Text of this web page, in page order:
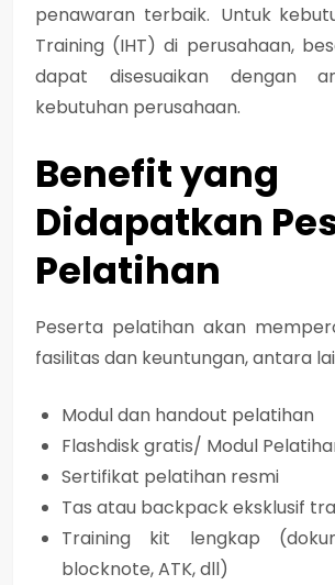
penawaran terbaik. Untuk
Training (IHT) di perusahaan,
dapat disesuaikan dengan
kebutuhan perusahaan.
Benefit yang
Didapatkan
Pelatihan
Peserta pelatihan akan
fasilitas dan keuntungan, antara
Modul dan handout pelatihan
Flashdisk gratis/ Modul
Sertifikat pelatihan resmi
Tas atau backpack eksklusif
Training kit lengkap
blocknote, ATK, dll)